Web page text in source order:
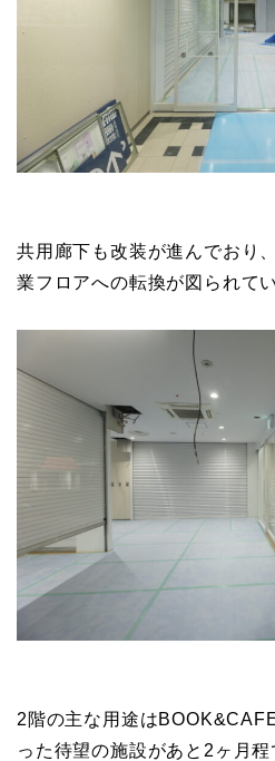
共用廊下も改装が進んでおり
業フロアへの転換が図られてい
2階の主な用途は
った待望の施設があと2ヶ月